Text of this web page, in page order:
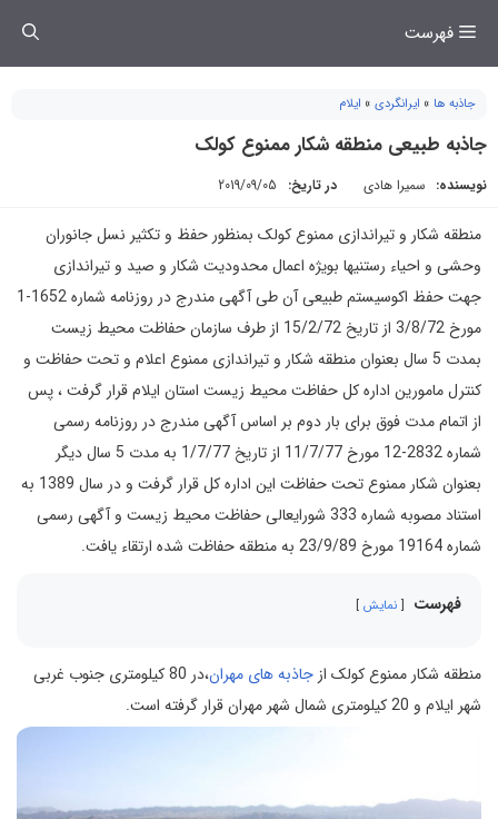
فهرست
جاذبه ها » ایرانگردی » ایلام
جاذبه طبیعی منطقه شکار ممنوع کولک
نویسنده: سمیرا هادی در تاریخ: 2019/09/05
منطقه شکار و تیراندازی ممنوع کولک بمنظور حفظ و تکثیر نسل جانوران
وحشی و احیاء رستنیها بویژه اعمال محدودیت شکار و صید و تیراندازی
جهت حفظ اکوسیستم طبیعی آن طی آگهی مندرج در روزنامه شماره 1652-1
مورخ 3/8/72 از تاریخ 15/2/72 از طرف سازمان حفاظت محیط زیست
بمدت 5 سال بعنوان منطقه شکار و تیراندازی ممنوع اعلام و تحت حفاظت و
کنترل مامورین اداره کل حفاظت محیط زیست استان ایلام قرار گرفت ، پس
از اتمام مدت فوق برای بار دوم بر اساس آگهی مندرج در روزنامه رسمی
شماره 2832-12 مورخ 11/7/77 از تاریخ 1/7/77 به مدت 5 سال دیگر
بعنوان شکار ممنوع تحت حفاظت این اداره کل قرار گرفت و در سال 1389 به
استناد مصوبه شماره 333 شورایعالی حفاظت محیط زیست و آگهی رسمی
شماره 19164 مورخ 23/9/89 به منطقه حفاظت شده ارتقاء یافت.
فهرست نمایش
منطقه شکار ممنوع کولک از جاذبه های مهران
،در 80 کیلومتری جنوب غربی
شهر ایلام و 20 کیلومتری شمال شهر مهران قرار گرفته است.